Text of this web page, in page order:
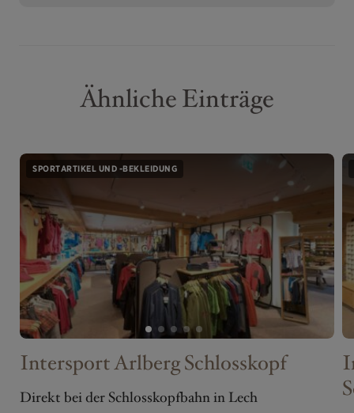
Ähnliche Einträge
SPORTARTIKEL UND -BEKLEIDUNG
Intersport Arlberg Schlosskopf
Direkt bei der Schlosskopfbahn in Lech